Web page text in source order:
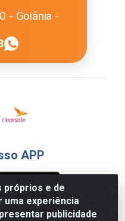
próprios e de
experiência
publicidade
- Goiânia -
APP